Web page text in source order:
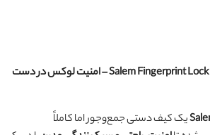
👜 کیف دستی ویوو Salem Fingerprint Lock LUX – امنیت لوکس در دست
یک کیف دستی جمع‌وجور اما کاملاً